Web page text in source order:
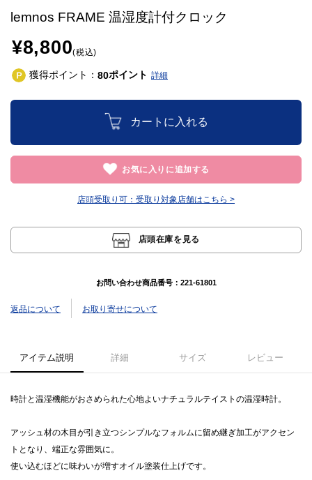
lemnos FRAME 温湿度計付クロック
¥8,800(税込)
獲得ポイント： 80ポイント 詳細
カートに入れる
お気に入りに追加する
店頭受取り可： 受取り対象店舗はこちら >
店頭在庫を見る
お問い合わせ商品番号： 221-61801
返品について お取り寄せについて
アイテム説明 詳細 サイズ レビュー
時計と温湿機能がおさめられた心地よいナチュラルテイストの温湿時計。
アッシュ材の木目が引き立つシンプルなフォルムに留め継ぎ加工がアクセン
トとなり、端正な雰囲気に。
使い込むほどに味わいが増すオイル塗装仕上げです。